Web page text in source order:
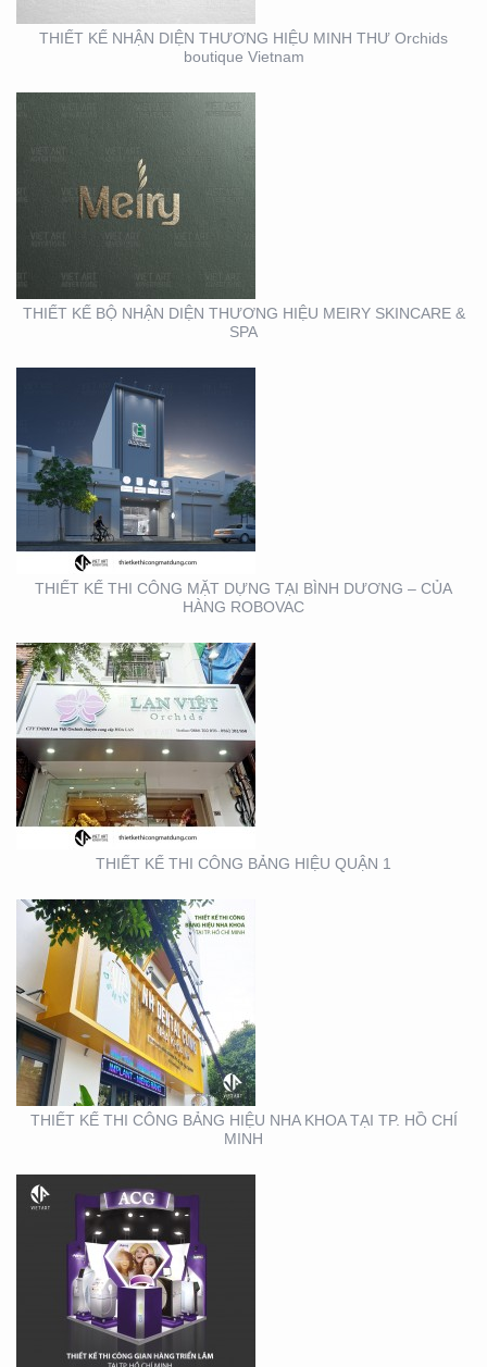
THIẾT KẾ NHẬN DIỆN THƯƠNG HIỆU MINH THƯ Orchids
boutique Vietnam
THIẾT KẾ BỘ NHẬN DIỆN THƯƠNG HIỆU MEIRY SKINCARE &
SPA
THIẾT KẾ THI CÔNG
MẶT DỰNG TẠI BÌNH
DƯƠNG – CỦA HÀNG
THIẾT KẾ THI CÔNG MẶT DỰNG TẠI BÌNH DƯƠNG – CỦA
HÀNG ROBOVAC
THIẾT KẾ THI CÔNG
BẢNG HIỆU QUẬN 1
THIẾT KẾ THI CÔNG BẢNG HIỆU QUẬN 1
THIẾT KẾ THI CÔNG
BẢNG HIỆU NHA KHOA
TẠI TP. HỒ CHÍ MINH
THIẾT KẾ THI CÔNG BẢNG HIỆU NHA KHOA TẠI TP. HỒ CHÍ
MINH
THIẾT KẾ THI CÔNG
GIAN HÀNG ACG –
TRIỂN LÃM NHA KHOA
THIẾT KẾ THI CÔNG
GIAN HÀNG REAL EMS
TẠI TTTM